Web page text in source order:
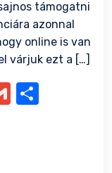
támogatni
azonnal
online is van
várjuk ezt a […]
GmailOssza